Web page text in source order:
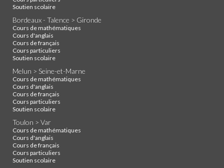
Soutien scolaire
Bordeaux - Talence > Gironde
Cours de mathématiques
Cours d'anglais
Cours de français
Cours particuliers
Soutien scolaire
Melun > Seine-et-Marne
Cours de mathématiques
Cours d'anglais
Cours de français
Cours particuliers
Soutien scolaire
Toulon > Var
Cours de mathématiques
Cours d'anglais
Cours de français
Cours particuliers
Soutien scolaire